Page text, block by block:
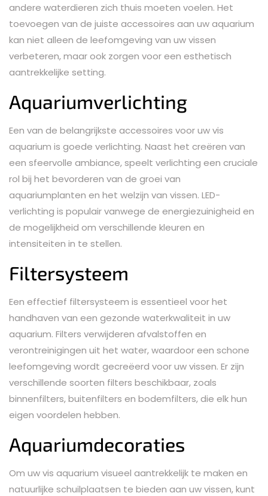
andere waterdieren zich thuis moeten voelen. Het
toevoegen van de juiste accessoires aan uw aquarium
kan niet alleen de leefomgeving van uw vissen
verbeteren, maar ook zorgen voor een esthetisch
aantrekkelijke setting.
Aquariumverlichting
Een van de belangrijkste accessoires voor uw vis
aquarium is goede verlichting. Naast het creëren van
een sfeervolle ambiance, speelt verlichting een cruciale
rol bij het bevorderen van de groei van
aquariumplanten en het welzijn van vissen. LED-
verlichting is populair vanwege de energiezuinigheid en
de mogelijkheid om verschillende kleuren en
intensiteiten in te stellen.
Filtersysteem
Een effectief filtersysteem is essentieel voor het
handhaven van een gezonde waterkwaliteit in uw
aquarium. Filters verwijderen afvalstoffen en
verontreinigingen uit het water, waardoor een schone
leefomgeving wordt gecreëerd voor uw vissen. Er zijn
verschillende soorten filters beschikbaar, zoals
binnenfilters, buitenfilters en bodemfilters, die elk hun
eigen voordelen hebben.
Aquariumdecoraties
Om uw vis aquarium visueel aantrekkelijk te maken en
natuurlijke schuilplaatsen te bieden aan uw vissen, kunt